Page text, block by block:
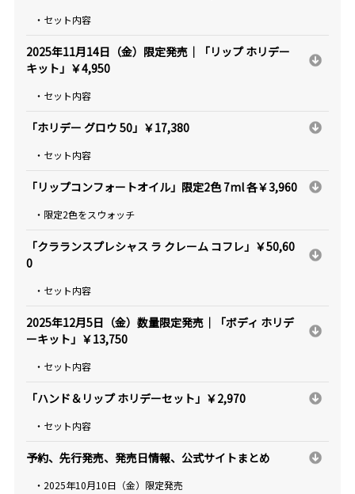
・セット内容
2025年11月14日（金）限定発売｜「リップ ホリデー
キット」￥4,950
・セット内容
「ホリデー グロウ 50」￥17,380
・セット内容
「リップコンフォートオイル」限定2色 7ml 各￥3,960
・限定2色をスウォッチ
「クラランスプレシャス ラ クレーム コフレ」￥50,60
0
・セット内容
2025年12月5日（金）数量限定発売｜「ボディ ホリデ
ーキット」￥13,750
・セット内容
「ハンド＆リップ ホリデーセット」￥2,970
・セット内容
予約、先行発売、発売日情報、公式サイトまとめ
・2025年10月10日（金）限定発売